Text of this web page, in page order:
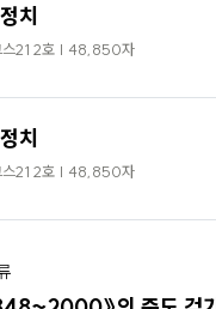
치
스21 2호 | 48,850자
치
스21 2호 | 48,850자